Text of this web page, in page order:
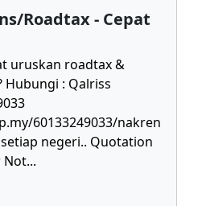
Roadtax - Cepat
uruskan roadtax &
Hubungi : Qalriss
60133249033/nakren
negeri.. Quotation
Not...